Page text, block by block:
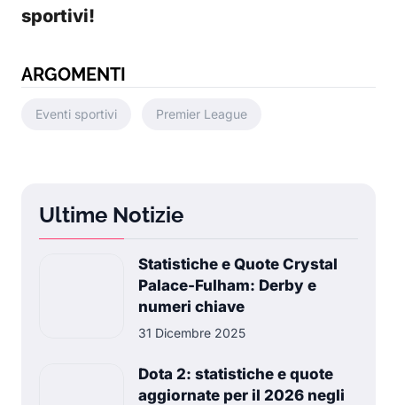
sportivi!
ARGOMENTI
Eventi sportivi Premier League
Ultime Notizie
Statistiche e Quote Crystal
Palace-Fulham: Derby e
numeri chiave
31 Dicembre 2025
Dota 2: statistiche e quote
aggiornate per il 2026 negli